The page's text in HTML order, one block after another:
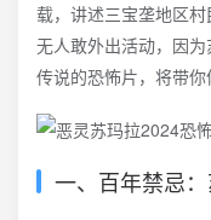
载，讲述三宝垄地区村
无人敢外出活动，因
传说的恐怖片，将带你
一、百年禁忌